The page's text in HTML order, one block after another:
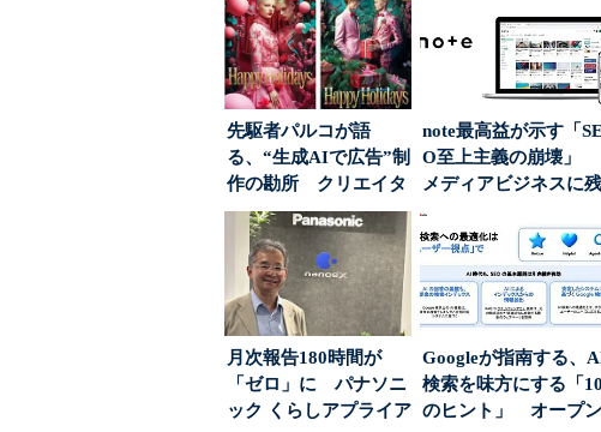
先駆者パルコが語
る、“生成AIで広告”制
作の勘所 クリエイタ
ーに残る「重要な役
割...
note最高益が示す「
O至上主義の崩壊」
メディアビジネスに残
された“勝ち筋...
月次報告180時間が
「ゼロ」に パナソニ
ック くらしアプライア
Googleが指南する、
検索を味方にする「10
のヒント」 オープン